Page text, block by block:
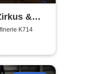
&
K714